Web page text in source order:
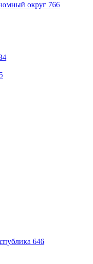
округ 766
646